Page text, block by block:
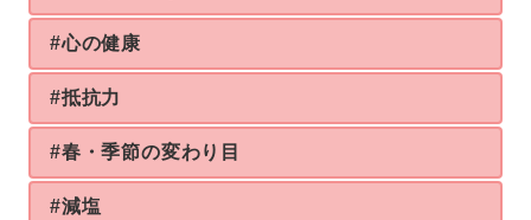
#心の健康
#抵抗力
#春・季節の変わり目
#減塩